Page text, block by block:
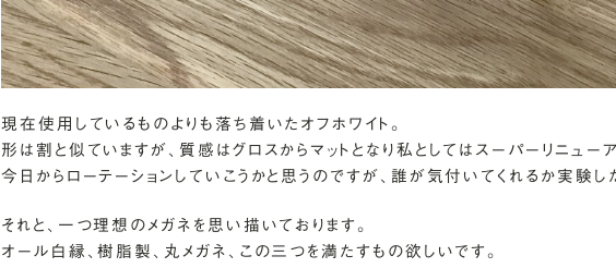
現在使用しているものよりも落ち着いたオフホワイト。
形は割と似ていますが、質感はグロスからマットとなり私としてはスーパーリニュー
今日からローテーションしていこうかと思うのですが、誰が気付いてくれるか実験し
それと、一つ理想のメガネを思い描いております。
オール白縁、樹脂製、丸メガネ、この三つを満たすもの欲しいです。